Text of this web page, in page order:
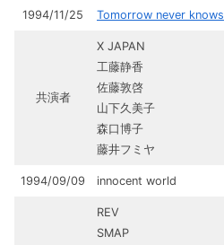
1994/11/25 Tomorrow never knows
共演者
X JAPAN
工藤静香
佐藤敦啓
山下久美子
森口博子
藤井フミヤ
1994/09/09 innocent world
REV
SMAP